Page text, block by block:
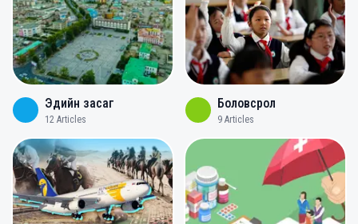
Эдийн засаг
12 Articles
Боловсрол
9 Articles